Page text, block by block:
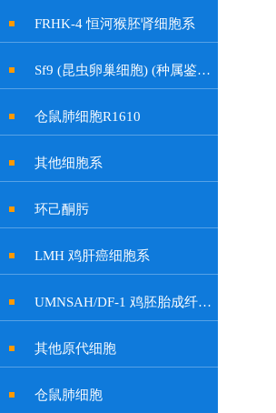
FRHK-4 恒河猴胚肾细胞系
Sf9 (昆虫卵巢细胞) (种属鉴定正确)
仓鼠肺细胞R1610
其他细胞系
环己酮肟
LMH 鸡肝癌细胞系
UMNSAH/DF-1 鸡胚胎成纤维细胞系
其他原代细胞
仓鼠肺细胞